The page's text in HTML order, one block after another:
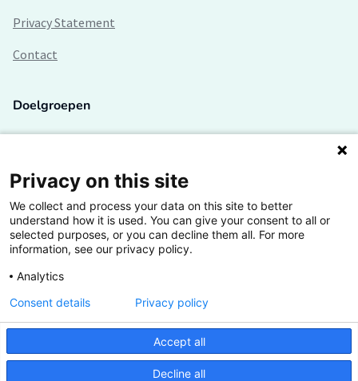
Privacy Statement
Contact
Doelgroepen
Lectoren en onderzoekers
Bedrijven
Hogescholen
De grootste kennisbank van het HBO
Inspiratie op jouw vakgebied
Privacy on this site
We collect and process your data on this site to better
understand how it is used. You can give your consent to all or
selected purposes, or you can decline them all. For more
information, see our privacy policy.
Analytics
Accept all
Decline all
Consent details Privacy policy